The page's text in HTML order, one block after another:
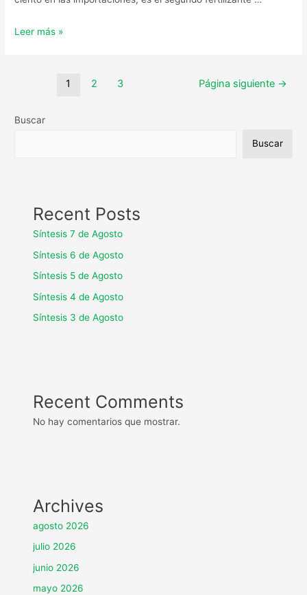
Leer más »
1 2 3 Página siguiente →
Buscar
Buscar
Recent Posts
Síntesis 7 de Agosto
Síntesis 6 de Agosto
Síntesis 5 de Agosto
Síntesis 4 de Agosto
Síntesis 3 de Agosto
Recent Comments
No hay comentarios que mostrar.
Archives
agosto 2026
julio 2026
junio 2026
mayo 2026